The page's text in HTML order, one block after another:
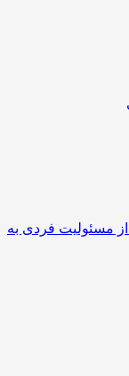
از مسئولیت فردی به